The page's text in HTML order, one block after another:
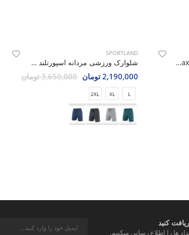
شلوارک ورزشی مردانه نایک Nike Flex Max M
SPORTLAND
شلوارک ورزشی مردانه اسپورتلند SHIFT Flex M
2,190,000 تومان 3,650,000 تومان
L
XL
2XL
کنید
ها را اطلاع رسانی میکنیم.